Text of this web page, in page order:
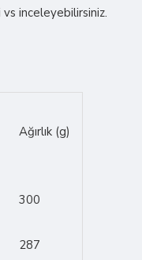
inceleyebilirsiniz.
Ağırlık (g)
300
287